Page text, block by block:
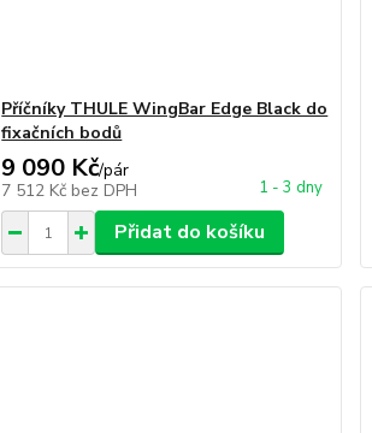
Příčníky THULE WingBar Edge Black do
fixačních bodů
9 090 Kč/pár
7 512 Kč bez DPH 1 - 3 dny
Přidat do košíku